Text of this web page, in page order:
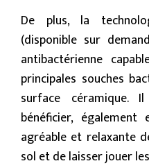
De plus, la
(disponible sur
antibactérienne
principales souches
surface céramique.
bénéficier,
agréable et relaxante
sol et de laisser jouer